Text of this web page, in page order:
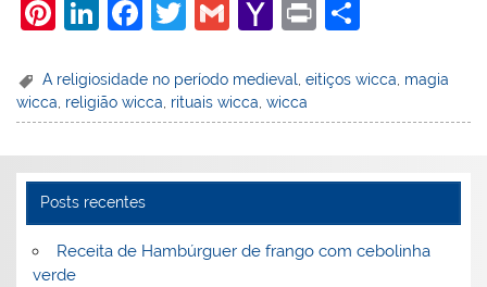
Pi
er
e
st
Li
k
e
n
F
c
e
o
o
k
T
itt
er
G
ai
l
Y
h
o
M
ai
l
Pr
t
ar
e
A religiosidade no período medieval ,eitiços wicca magia
wicca, religião wicca, rituais wicca,wicca
Posts recentes
Receita de Hambúrguer de frango com cebolinha
verde